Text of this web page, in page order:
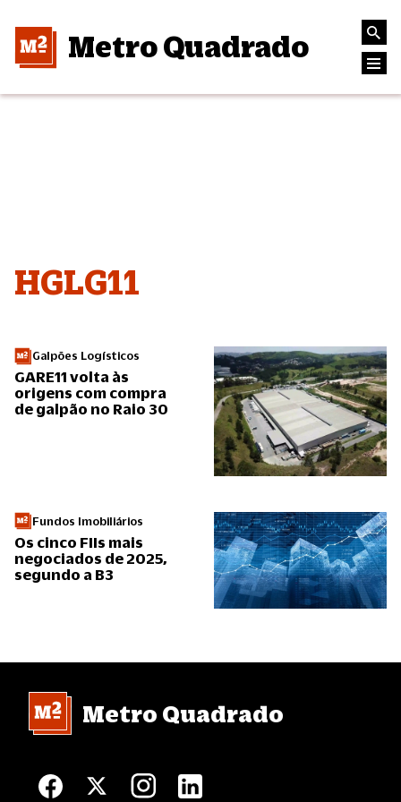
Metro Quadrado
HGLG11
Galpões Logísticos
GARE11 volta às
origens com compra
de galpão no Raio 30
Fundos Imobiliários
Os cinco FIIs mais
negociados de 2025,
segundo a B3
Metro Quadrado